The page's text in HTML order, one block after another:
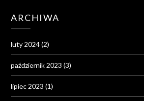
ARCHIWA
luty 2024(2)
październik 2023 (3)
lipiec 2023 (1)